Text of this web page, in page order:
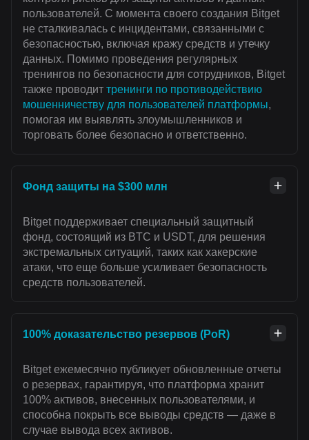
пользователей. С момента своего создания Bitget
не сталкивалась с инцидентами, связанными с
безопасностью, включая кражу средств и утечку
данных. Помимо проведения регулярных
тренингов по безопасности для сотрудников, Bitget
также проводит тренинги по противодействию
мошенничеству для пользователей платформы,
помогая им выявлять злоумышленников и
торговать более безопасно и ответственно.
Фонд защиты на $300 млн
Bitget поддерживает специальный защитный
фонд, состоящий из BTC и USDT, для решения
экстремальных ситуаций, таких как хакерские
атаки, что еще больше усиливает безопасность
средств пользователей.
100% доказательство резервов (PoR)
Bitget ежемесячно публикует обновленные отчеты
о резервах, гарантируя, что платформа хранит
100% активов, внесенных пользователями, и
способна покрыть все выводы средств — даже в
случае вывода всех активов.